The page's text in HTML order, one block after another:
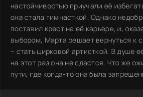
настойчивостью приучали её
она стала гимнасткой. Однако
поставил крест на её карьере, и,
выбором, Марта решает вернуться к
– стать цирковой артисткой. В душе
на этот раз она не сдастся. Что же
пути, где когда-то она была